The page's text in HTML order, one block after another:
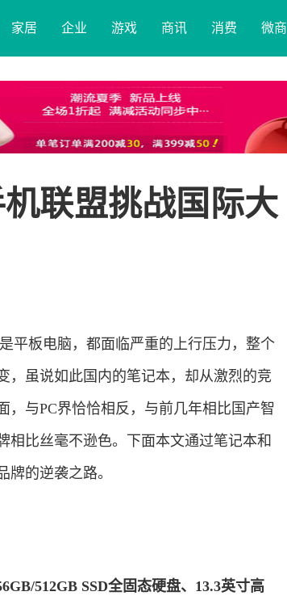
家居 企业 游戏 商讯 消费 微商
联盟挑战国际大
平板电脑，都面临严重的上行压力，整个
，虽说如此国内的笔记本，却从激烈的竞
与PC界恰恰相反，与前几年相比国产智
相比丝毫不逊色。下面本文通过笔记本和
的逆袭之路。
512GB SSD全固态硬盘、13.3英寸高